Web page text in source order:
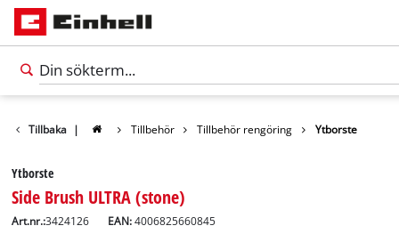
Tillbaka | Tillbehör Tillbehör rengöring Ytborste
Ytborste
Side Brush ULTRA (stone)
Art.nr.:3424126 EAN:4006825660845